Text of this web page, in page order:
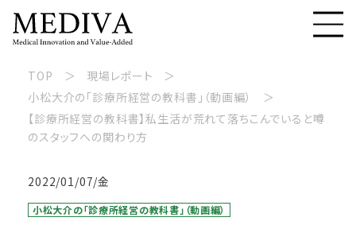
TOP
現場レポート
小松大介の「診療所経営の教科書」（動画編）
【診療所経営の教科書】私生活が荒れて落ちこんでいると噂
のスタッフへの関わり方
2022/01/07/金
小松大介の「診療所経営の教科書」（動画編）